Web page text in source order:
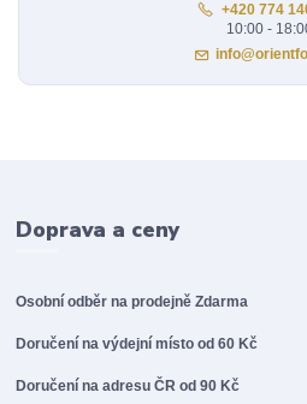
+420 774
10:00 -
Doprava a ceny
Osobní odběr na prodejněZdarma
Doručení na výdejní místo od 60 Kč
Doručení na adresu ČR od 90 Kč